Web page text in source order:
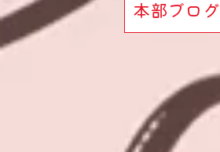
本部ブログ